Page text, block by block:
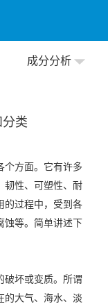
成分分析
类
个方面。它有许多
韧性、可塑性、耐
的过程中，受到各
蚀等。简单讲述下
破坏或变质。所谓
的大气、海水、淡